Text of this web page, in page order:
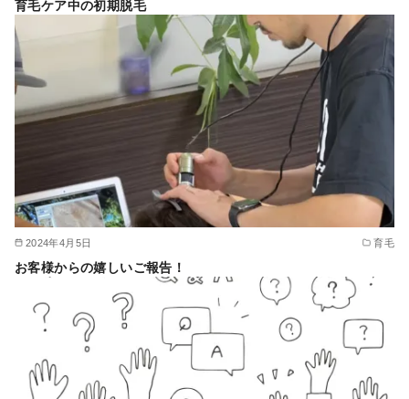
育毛ケア中の初期脱毛
2024年4月5日 育毛
お客様からの嬉しいご報告！